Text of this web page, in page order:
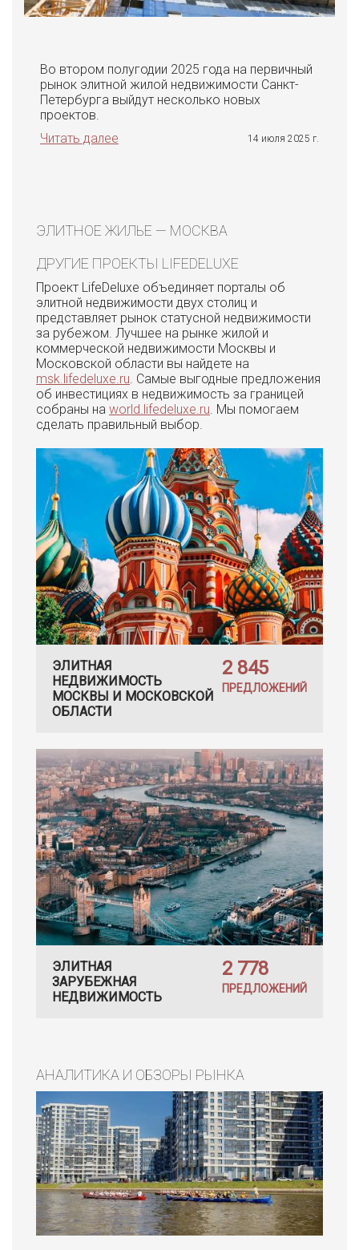
Во втором полугодии 2025 года на первичный
рынок элитной жилой недвижимости Санкт-
Петербурга выйдут несколько новых
проектов.
Читать далее
14 июля 2025 г.
ЭЛИТНОЕ ЖИЛЬЕ — МОСКВА
ДРУГИЕ ПРОЕКТЫ LIFEDELUXE
Проект LifeDeluxe объединяет порталы об
элитной недвижимости двух столиц и
представляет рынок статусной недвижимости
за рубежом. Лучшее на рынке жилой и
коммерческой недвижимости Москвы и
Московской области вы найдете на
msk.lifedeluxe.ru. Самые выгодные предложения
об инвестициях в недвижимость за границей
собраны на world.lifedeluxe.ru. Мы помогаем
сделать правильный выбор.
ЭЛИТНАЯ
НЕДВИЖИМОСТЬ
МОСКВЫ И МОСКОВСКОЙ
ОБЛАСТИ
2 845
ПРЕДЛОЖЕНИЙ
ЭЛИТНАЯ
ЗАРУБЕЖНАЯ
НЕДВИЖИМОСТЬ
2 778
ПРЕДЛОЖЕНИЙ
АНАЛИТИКА И ОБЗОРЫ РЫНКА